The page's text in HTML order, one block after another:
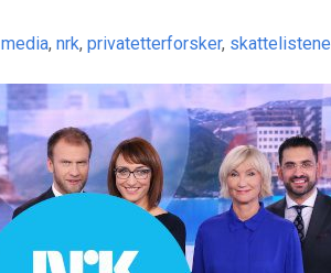
media, nrk, privatetterforsker, skattelistene